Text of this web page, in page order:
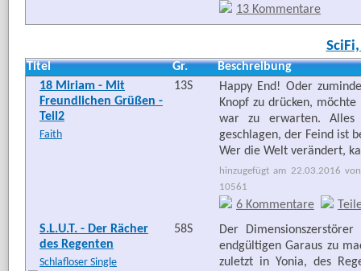
13 Kommentare
Titel Gr.
Beschreibung
18 Miriam - Mit
Freundlichen Grüßen -
Teil2
Faith
13S
Happy End! Oder
Knopf zu drücken,
war zu erwarten. Alles
geschlagen, der Feind ist
Wer die Welt verändert,
hinzugefügt am 22.03.2016
10561
6 Kommentare
S.L.U.T. - Der Rächer
des Regenten
Schlafloser Single
58S
Der
endgültigen Garaus zu
zuletzt in Yonia, des